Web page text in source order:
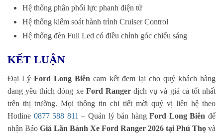
Hệ thống phân phối lực phanh điện tử
Hệ thống kiểm soát hành trình Cruiser Control
Hệ thống đèn Full Led có điều chỉnh góc chiếu sáng
KẾT LUẬN
Đại LýFord Long Biên cam kết đem lại cho quý khách hàng
đang yêu thích dòng xe Ford Rangerdịch vụ và giá cả tốt nhất
trên thị trường. Mọi thông tin chi tiết mời quý vị liên hệ theo
Hotline 0877 588 811 – Quản lý bán hàngFord Long Biênđể
nhận Báo Giá Lăn Bánh Xe Ford Ranger 2026 tại Phú Thọ và